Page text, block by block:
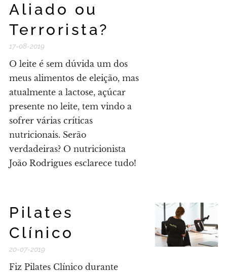
Aliado ou
Terrorista?
17-08-2019
O leite é sem dúvida um dos
meus alimentos de eleição, mas
atualmente a lactose, açúcar
presente no leite, tem vindo a
sofrer várias críticas
nutricionais. Serão
verdadeiras? O nutricionista
João Rodrigues esclarece tudo!
Pilates
Clínico
20-07-2019
Fiz Pilates Clínico durante